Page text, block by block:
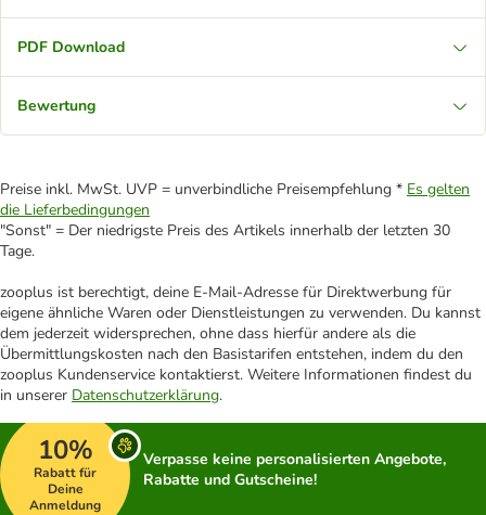
PDF Download
Bewertung
Preise inkl. MwSt. UVP = unverbindliche Preisempfehlung * Es gelten
die Lieferbedingungen
"Sonst" = Der niedrigste Preis des Artikels innerhalb der letzten 30
Tage.
zooplus ist berechtigt, deine E-Mail-Adresse für Direktwerbung für
eigene ähnliche Waren oder Dienstleistungen zu verwenden. Du kannst
dem jederzeit widersprechen, ohne dass hierfür andere als die
Übermittlungskosten nach den Basistarifen entstehen, indem du den
zooplus Kundenservice kontaktierst. Weitere Informationen findest du
in unserer Datenschutzerklärung.
10%
Rabatt für
Deine
Anmeldung
Verpasse keine personalisierten Angebote,
Rabatte und Gutscheine!